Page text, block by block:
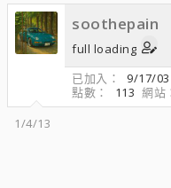
起
人
期
soothepain
full loading
已加入
9/17/03
點數
113 網站
1/4/13